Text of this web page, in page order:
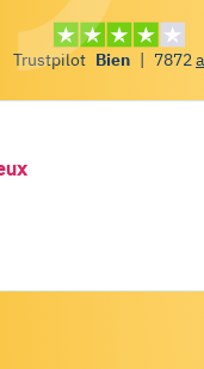
Trustpilot Bien | 7872